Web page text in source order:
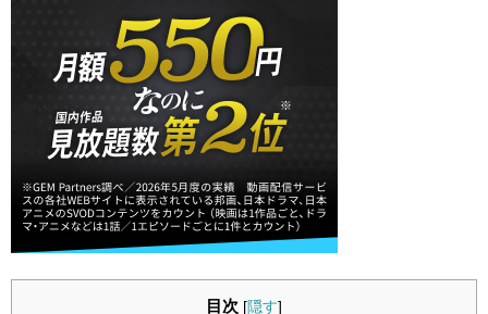
目次 [隠す]